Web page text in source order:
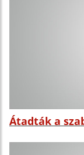
Átadták a